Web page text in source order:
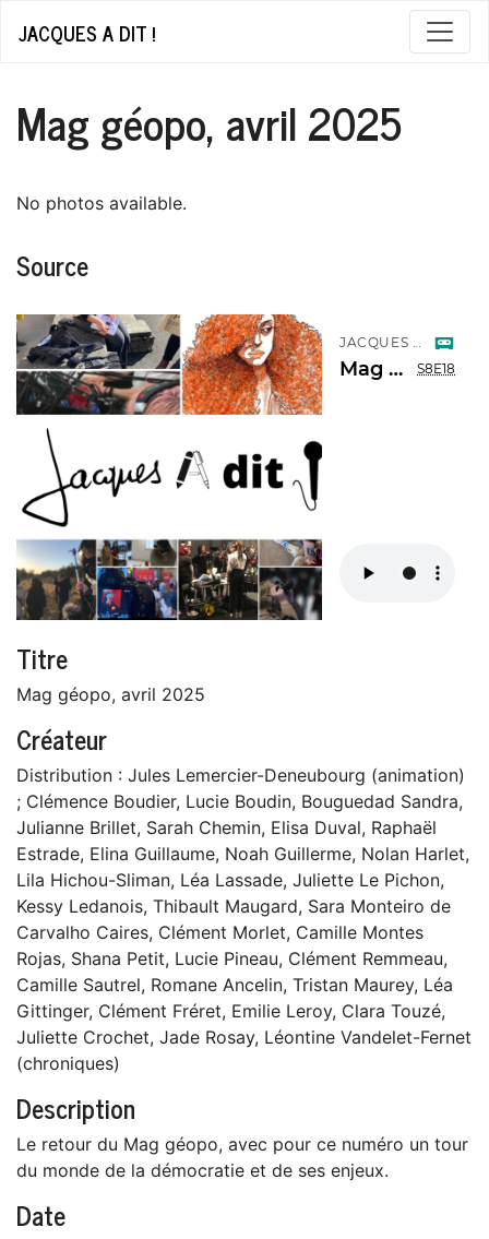
JACQUES A DIT !
Mag géopo, avril 2025
No photos available.
Source
Titre
Mag géopo, avril 2025
Créateur
Distribution : Jules Lemercier-Deneubourg (animation)
; Clémence Boudier, Lucie Boudin, Bouguedad Sandra,
Julianne Brillet, Sarah Chemin, Elisa Duval, Raphaël
Estrade, Elina Guillaume, Noah Guillerme, Nolan Harlet,
Lila Hichou-Sliman, Léa Lassade, Juliette Le Pichon,
Kessy Ledanois, Thibault Maugard, Sara Monteiro de
Carvalho Caires, Clément Morlet, Camille Montes
Rojas, Shana Petit, Lucie Pineau, Clément Remmeau,
Camille Sautrel, Romane Ancelin, Tristan Maurey, Léa
Gittinger, Clément Fréret, Emilie Leroy, Clara Touzé,
Juliette Crochet, Jade Rosay, Léontine Vandelet-Fernet
(chroniques)
Description
Le retour du Mag géopo, avec pour ce numéro un tour
du monde de la démocratie et de ses enjeux.
Date